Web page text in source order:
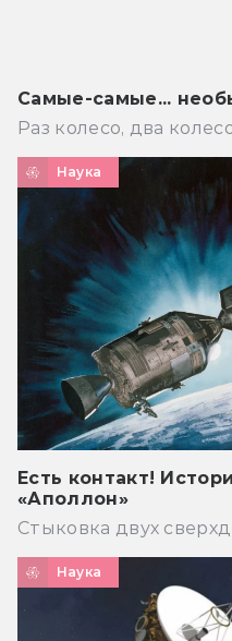
Самые-самые...
Раз колесо, два
Наука
Есть контакт!
«Аполлон»
Стыковка двух
Наука